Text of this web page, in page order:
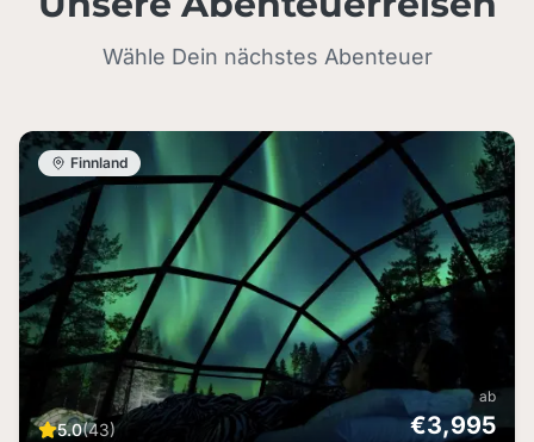
Wähle Dein nächstes Abenteuer
Finnland
5.0(43)
ab
€3,995